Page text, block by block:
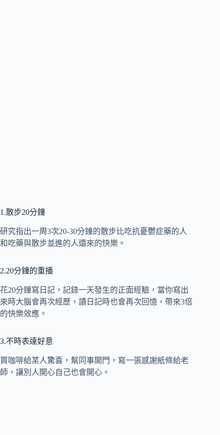
1.散步20分鐘
研究指出一周3次20-30分鐘的散步比吃抗憂鬱症藥的人
和吃藥與散步並進的人還來的快樂。
2.20分鐘的重播
花20分鐘寫日記，記錄一天發生的正面經驗，當你寫出
來時大腦會再次經歷，讀日記時也會再次回憶，帶來3倍
的快樂效應。
3.不時表達好意
買咖啡給某人驚喜，幫同事開門，寫一張感謝紙條給老
師，讓別人開心自己也會開心。